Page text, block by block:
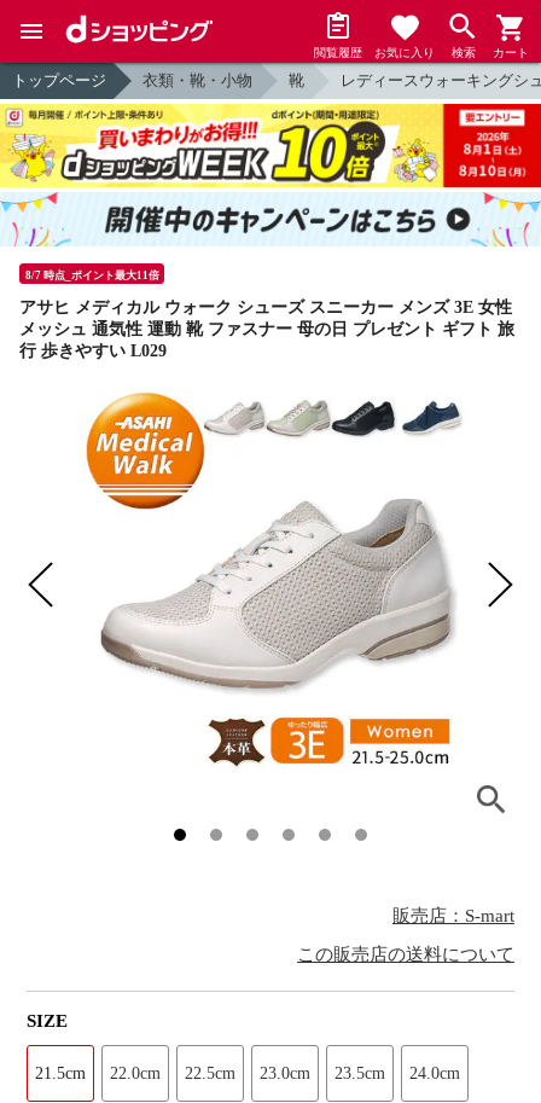
閲覧履歴 お気に入り 検索 カート
トップページ 衣類・靴・小物 靴 レディースウォーキングシ
8/7 時点_ポイント最大11倍
アサヒ メディカル ウォーク シューズ スニーカー メンズ 3E 女性
メッシュ 通気性 運動 靴 ファスナー 母の日 プレゼント ギフト 旅
行 歩きやすい L029
販売店：S-mart
この販売店の送料について
SIZE
21.5cm 22.0cm 22.5cm 23.0cm 23.5cm 24.0cm